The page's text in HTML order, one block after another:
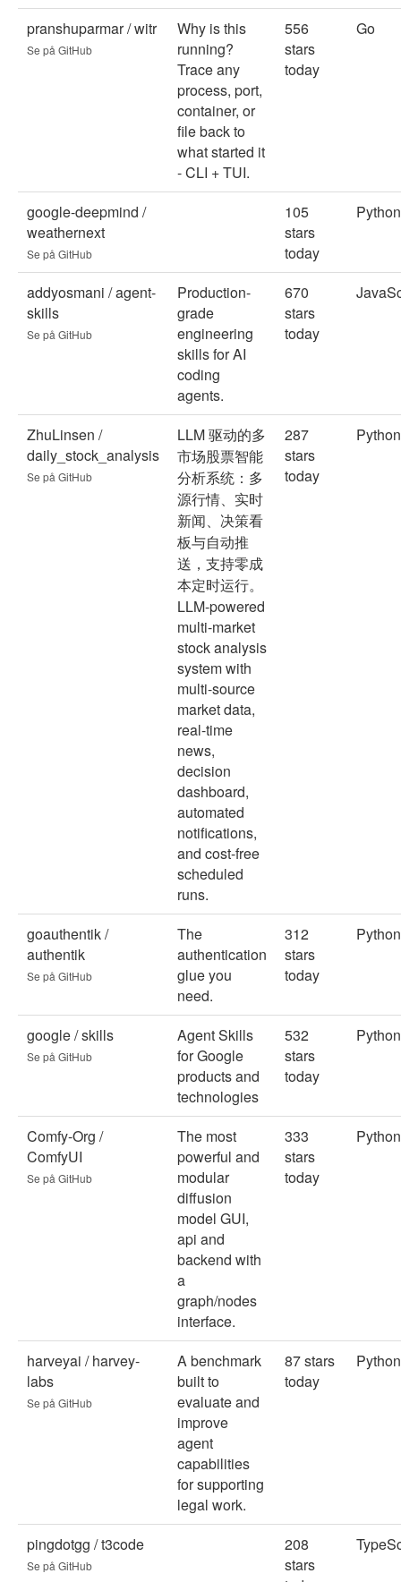
pranshuparmar / witr
Se på GitHub
Why is this
running?
Trace any
process, port,
container, or
file back to
what started it
- CLI + TUI.
556
stars
today
Go
google-deepmind /
weathernext
Se på GitHub
105
stars
today
Python
addyosmani / agent-
skills
Se på GitHub
Production-
grade
engineering
skills for AI
coding
agents.
670
stars
today
ZhuLinsen /
daily_stock_analysis
Se på GitHub
LLM 驱动的多
市场股票智能
分析系统：多
源行情、实时
新闻、决策看
板与自动推
送，支持零成
本定时运行。
LLM-powered
multi-market
stock analysis
system with
multi-source
market data,
real-time
news,
decision
dashboard,
automated
notifications,
and cost-free
scheduled
runs.
287
stars
today
Python
goauthentik /
authentik
Se på GitHub
The
authentication
glue you
need.
312
stars
today
Python
google / skills
Se på GitHub
Agent Skills
for Google
products and
technologies
532
stars
today
Python
Comfy-Org /
ComfyUI
Se på GitHub
The most
powerful and
modular
diffusion
model GUI,
api and
backend with
a
graph/nodes
interface.
333
stars
today
Python
harveyai / harvey-
labs
Se på GitHub
A benchmark
built to
evaluate and
improve
agent
capabilities
for supporting
legal work.
87 stars
today
Python
pingdotgg / t3code
Se på GitHub
208
stars